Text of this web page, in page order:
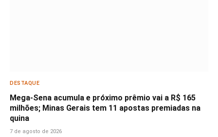
DESTAQUE
Mega-Sena acumula e próximo prêmio vai a R$ 165
milhões; Minas Gerais tem 11 apostas premiadas na
quina
7 de agosto de 2026